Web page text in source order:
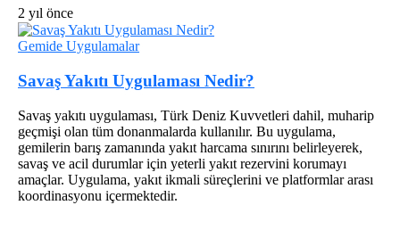
2 yıl önce
Gemide Uygulamalar
Savaş Yakıtı Uygulaması Nedir?
Savaş yakıtı uygulaması, Türk Deniz Kuvvetleri dahil, muharip
geçmişi olan tüm donanmalarda kullanılır. Bu uygulama,
gemilerin barış zamanında yakıt harcama sınırını belirleyerek,
savaş ve acil durumlar için yeterli yakıt rezervini korumayı
amaçlar. Uygulama, yakıt ikmali süreçlerini ve platformlar arası
koordinasyonu içermektedir.